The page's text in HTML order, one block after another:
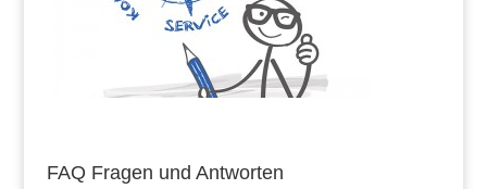
FAQ Fragen und Antworten